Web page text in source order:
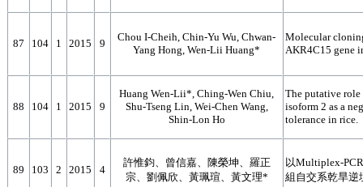
87 104 1 2015 9
Chou I-Cheih, Chin-Yu Wu, Chwan-
Yang Hong, Wen-Lii Huang*
Molecular
AKR4C15 gene
88 104 1 2015 9
Huang Wen-Lii*, Ching-Wen Chiu,
Shu-Tseng Lin, Wei-Chen Wang,
Shin-Lon Ho
The putative
isoform 2 as a
tolerance in rice.
89 103 2 2015 4
許惟鈞、曾信嘉、陳榮坤、羅正
宗、劉佩欣、黃珮瑄、黃文理*
以Multiplex-
組自交系乾旱逆